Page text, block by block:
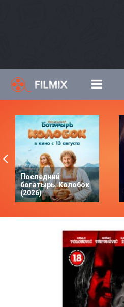
Последний
богатырь. Колобок
(2026)